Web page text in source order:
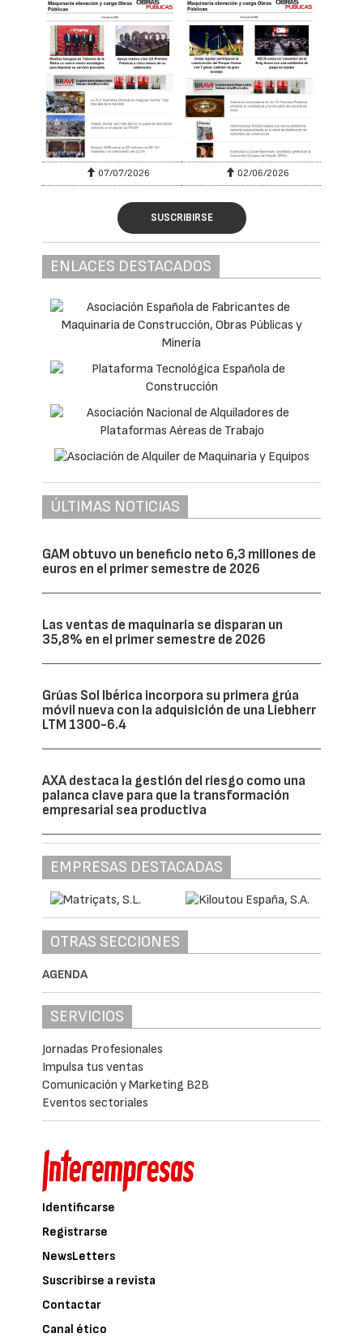
07/07/2026 02/06/2026
SUSCRIBIRSE
ENLACES DESTACADOS
ÚLTIMAS NOTICIAS
GAM obtuvo un beneficio neto 6,3 millones de
euros en el primer semestre de 2026
Las ventas de maquinaria se disparan un
35,8% en el primer semestre de 2026
Grúas Sol Ibérica incorpora su primera grúa
móvil nueva con la adquisición de una Liebherr
LTM 1300-6.4
AXA destaca la gestión del riesgo como una
palanca clave para que la transformación
empresarial sea productiva
EMPRESAS DESTACADAS
OTRAS SECCIONES
AGENDA
SERVICIOS
Jornadas Profesionales
Impulsa tus ventas
Comunicación y Marketing B2B
Eventos sectoriales
Identificarse
Registrarse
NewsLetters
Suscribirse a revista
Contactar
Canal ético